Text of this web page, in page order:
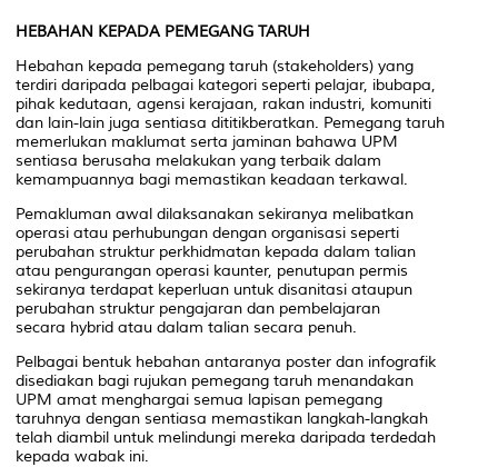
HEBAHAN KEPADA PEMEGANG TARUH
Hebahan kepada pemegang taruh (stakeholders) yang
terdiri daripada pelbagai kategori seperti pelajar, ibubapa,
pihak kedutaan, agensi kerajaan, rakan industri, komuniti
dan lain-lain juga sentiasa dititikberatkan. Pemegang taruh
memerlukan maklumat serta jaminan bahawa UPM
sentiasa berusaha melakukan yang terbaik dalam
kemampuannya bagi memastikan keadaan terkawal.
Pemakluman awal dilaksanakan sekiranya melibatkan
operasi atau perhubungan dengan organisasi seperti
perubahan struktur perkhidmatan kepada dalam talian
atau pengurangan operasi kaunter, penutupan permis
sekiranya terdapat keperluan untuk disanitasi ataupun
perubahan struktur pengajaran dan pembelajaran
secara hybrid atau dalam talian secara penuh.
Pelbagai bentuk hebahan antaranya poster dan infografik
disediakan bagi rujukan pemegang taruh menandakan
UPM amat menghargai semua lapisan pemegang
taruhnya dengan sentiasa memastikan langkah-langkah
telah diambil untuk melindungi mereka daripada terdedah
kepada wabak ini.